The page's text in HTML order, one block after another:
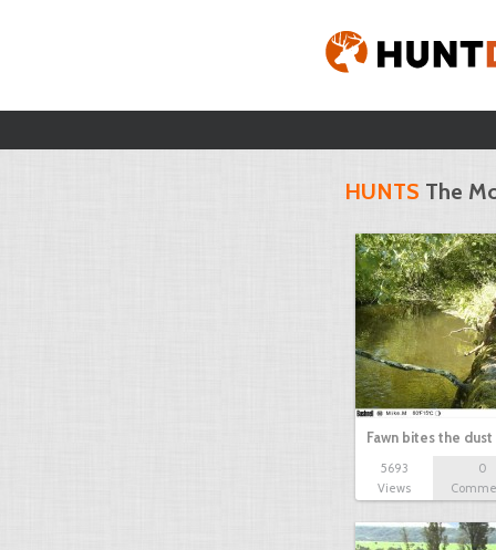
HUNTS The
Fawn bites the dust
5693
Views
0